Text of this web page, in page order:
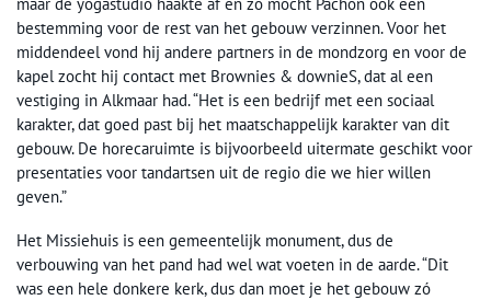
bestemming voor de rest van het gebouw verzinnen. Voor het
middendeel vond hij andere partners in de mondzorg en voor de
kapel zocht hij contact met Brownies & downieS, dat al een
vestiging in Alkmaar had. “Het is een bedrijf met een sociaal
karakter, dat goed past bij het maatschappelijk karakter van dit
gebouw. De horecaruimte is bijvoorbeeld uitermate geschikt voor
presentaties voor tandartsen uit de regio die we hier willen
geven.”
Het Missiehuis is een gemeentelijk monument, dus de
verbouwing van het pand had wel wat voeten in de aarde. “Dit
was een hele donkere kerk, dus dan moet je het gebouw zó